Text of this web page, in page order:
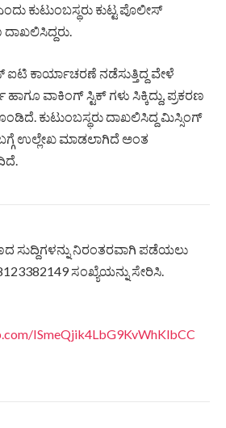
ಕುಟುಂಬಸ್ಥರು ಕುಟ್ಟ ಪೊಲೀಸ್‌
ದಾಖಲಿಸಿದ್ದರು.
ಐಟಿ ಕಾರ್ಯಾಚರಣೆ ನಡೆಸುತ್ತಿದ್ದ ವೇಳೆ
ವಾಕಿಂಗ್‌ ಸ್ಟಿಕ್‌ ಗಳು ಸಿಕ್ಕಿದ್ದು, ಪ್ರಕರಣ
ಕುಟುಂಬಸ್ಥರು ದಾಖಲಿಸಿದ್ದ ಮಿಸ್ಸಿಂಗ್‌
ಬಗ್ಗೆ ಉಲ್ಲೇಖ ಮಾಡಲಾಗಿದೆ ಅಂತ
ಸುದ್ದಿಗಳನ್ನು ನಿರಂತರವಾಗಿ ಪಡೆಯಲು
ಸಂಖ್ಯೆಯನ್ನು ಸೇರಿಸಿ.
ISmeQjik4LbG9KvWhKlbCC